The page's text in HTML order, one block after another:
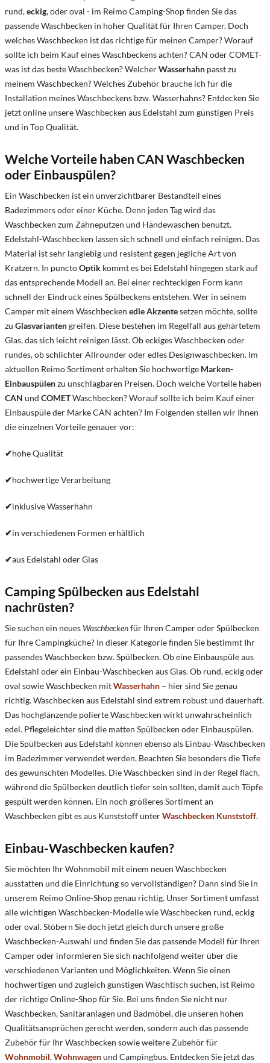
rund,eckig, oder oval - im Reimo Camping-Shop finden Sie das
passende Waschbecken in hoher Qualität für Ihren Camper. Doch
welches Waschbecken ist das richtige für meinen Camper? Worauf
sollte ich beim Kauf eines Waschbeckens achten? CAN oder COMET-
was ist das beste Waschbecken? WelcherWasserhahn passt zu
meinem Waschbecken? Welches Zubehör brauche ich für die
Installation meines Waschbeckens bzw. Wasserhahns? Entdecken Sie
jetzt online unsere Waschbecken aus Edelstahl zum günstigen Preis
und in Top Qualität.
Welche Vorteile haben CAN Waschbecken
oder Einbauspülen?
Ein Waschbecken ist ein unverzichtbarer Bestandteil eines
Badezimmers oder einer Küche. Denn jeden Tag wird das
Waschbecken zum Zähneputzen und Händewaschen benutzt.
Edelstahl-Waschbecken lassen sich schnell und einfach reinigen. Das
Material ist sehr langlebig und resistent gegen jegliche Art von
Kratzern. In punctoOptik kommt es bei Edelstahl hingegen stark auf
das entsprechende Modell an. Bei einer rechteckigen Form kann
schnell der Eindruck eines Spülbeckens entstehen. Wer in seinem
Camper mit einem Waschbecken edle Akzentesetzen möchte, sollte
zu Glasvariantengreifen. Diese bestehen im Regelfall aus gehärtetem
Glas, das sich leicht reinigen lässt. Ob eckiges Waschbecken oder
rundes, ob schlichter Allrounder oder edles Designwaschbecken. Im
aktuellen Reimo Sortiment erhalten Sie hochwertige Marken-
Einbauspülenzu unschlagbaren Preisen. Doch welche Vorteile haben
CAN und COMETWaschbecken? Worauf sollte ich beim Kauf einer
Einbauspüle der Marke CAN achten? Im Folgenden stellen wir Ihnen
die einzelnen Vorteile genauer vor:
✔hohe Qualität
✔hochwertige Verarbeitung
✔inklusive Wasserhahn
✔in verschiedenen Formen erhältlich
✔aus Edelstahl oder Glas
Camping Spülbecken aus Edelstahl
nachrüsten?
Sie suchen ein neues Waschbeckenfür Ihren Camper oder Spülbecken
für Ihre Campingküche? In dieser Kategorie finden Sie bestimmt Ihr
passendes Waschbecken bzw. Spülbecken. Ob eine Einbauspüle aus
Edelstahl oder ein Einbau-Waschbecken aus Glas. Ob rund, eckig oder
oval sowie Waschbecken mitWasserhahn – hier sind Sie genau
richtig. Waschbecken aus Edelstahl sind extrem robust und dauerhaft.
Das hochglänzende polierte Waschbecken wirkt unwahrscheinlich
edel. Pflegeleichter sind die matten Spülbecken oder Einbauspülen.
Die Spülbecken aus Edelstahl können ebenso als Einbau-Waschbecken
im Badezimmer verwendet werden. Beachten Sie besonders die Tiefe
des gewünschten Modelles. Die Waschbecken sind in der Regel flach,
während die Spülbecken deutlich tiefer sein sollten, damit auch Töpfe
gespült werden können. Ein noch größeres Sortiment an
Waschbecken gibt es aus Kunststoff unterWaschbecken Kunststoff.
Einbau-Waschbecken kaufen?
Sie möchten Ihr Wohnmobil mit einem neuen Waschbecken
ausstatten und die Einrichtung so vervollständigen? Dann sind Sie in
unserem Reimo Online-Shop genau richtig. Unser Sortiment umfasst
alle wichtigen Waschbecken-Modelle wie Waschbecken rund, eckig
oder oval. Stöbern Sie doch jetzt gleich durch unsere große
Waschbecken-Auswahl und finden Sie das passende Modell für Ihren
Camper oder informieren Sie sich nachfolgend weiter über die
verschiedenen Varianten und Möglichkeiten. Wenn Sie einen
hochwertigen und zugleich günstigen Waschtisch suchen, ist Reimo
der richtige Online-Shop für Sie. Bei uns finden Sie nicht nur
Waschbecken, Sanitäranlagen und Badmöbel, die unseren hohen
Qualitätsansprüchen gerecht werden, sondern auch das passende
Zubehör für Ihr Waschbecken sowie weitere Zubehör für
Wohnmobil,Wohnwagenund Campingbus. Entdecken Sie jetzt das